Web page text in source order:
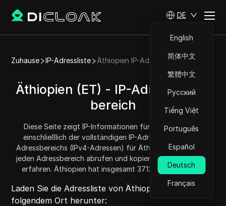
DE
English
简体中文
繁體中文
Русский
Tiếng Việt
Português
Español
Deutsch
Français
Zuhause IP-Adressliste Äthiopien IP-Adressliste
Äthiopien (ET) - IP-Adressliste/-
bereich
Diese Seite zeigt IP-Informationen für Äthiopien (ET),
einschließlich der vollständigen IP-Adressliste und des
Adressbereichs (IPv4-Adressen) für Äthiopien. Sie können
jeden Adressbereich abrufen und kopieren und die Menge
erfahren. Äthiopien hat insgesamt 371200 IP-Adressen.
Laden Sie die Adressliste von Äthiopien von
folgendem Ort herunter: